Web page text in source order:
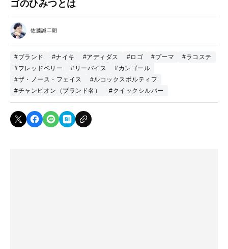
ゴのひみつとは
佐藤誠二朗
#ブランド #ナイキ #アディダス #ロゴ #プーマ
#ラコステ
#フレッドペリー
#リーバイス
#カンゴール
#ザ・ノース・フェイス
#ルコックスポルティフ
#チャンピオン（ブランド名）
#クイックシルバー